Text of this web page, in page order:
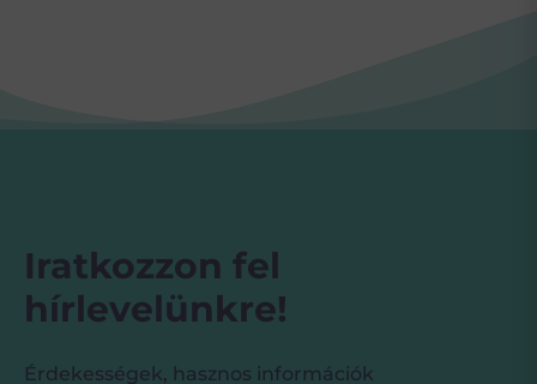
Iratkozzon fel
hírlevelünkre!
Érdekességek, hasznos információk